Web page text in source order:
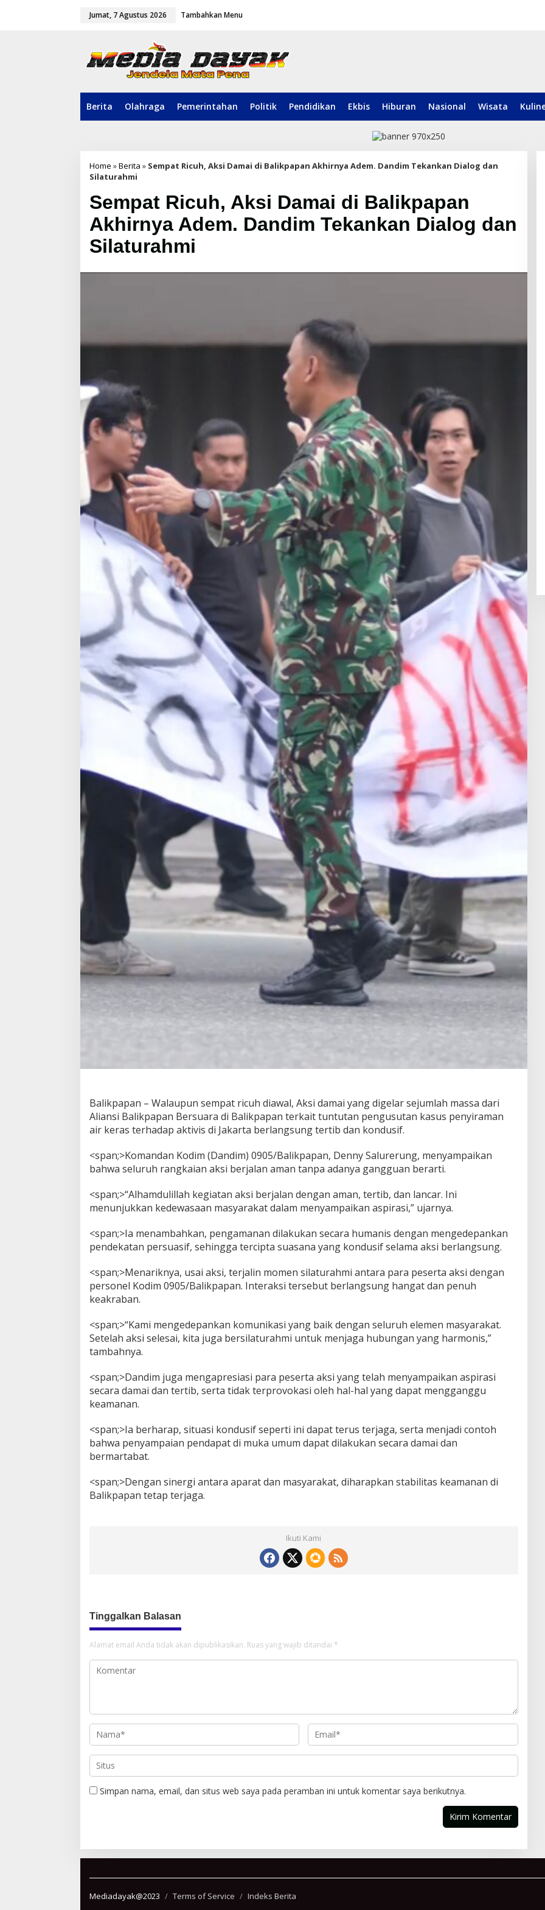
Jumat, 7 Agustus 2026 Tambahkan Menu
Berita Olahraga Pemerintahan Politik Pendidikan Ekbis Hiburan Nasional Wisata
Home »Berita » Sempat Ricuh, Aksi Damai di Balikpapan Akhirnya Adem. Dandim Tekankan Dialog dan
Silaturahmi
Sempat Ricuh, Aksi Damai di Balikpapan
Akhirnya Adem. Dandim Tekankan Dialog dan
Silaturahmi
Balikpapan – Walaupun sempat ricuh diawal, Aksi damai yang digelar sejumlah massa dari
Aliansi Balikpapan Bersuara di Balikpapan terkait tuntutan pengusutan kasus penyiraman
air keras terhadap aktivis di Jakarta berlangsung tertib dan kondusif.
<span;>Komandan Kodim (Dandim) 0905/Balikpapan, Denny Salurerung, menyampaikan
bahwa seluruh rangkaian aksi berjalan aman tanpa adanya gangguan berarti.
<span;>“Alhamdulillah kegiatan aksi berjalan dengan aman, tertib, dan lancar. Ini
menunjukkan kedewasaan masyarakat dalam menyampaikan aspirasi,” ujarnya.
<span;>Ia menambahkan, pengamanan dilakukan secara humanis dengan mengedepankan
pendekatan persuasif, sehingga tercipta suasana yang kondusif selama aksi berlangsung.
<span;>Menariknya, usai aksi, terjalin momen silaturahmi antara para peserta aksi dengan
personel Kodim 0905/Balikpapan. Interaksi tersebut berlangsung hangat dan penuh
keakraban.
<span;>“Kami mengedepankan komunikasi yang baik dengan seluruh elemen masyarakat.
Setelah aksi selesai, kita juga bersilaturahmi untuk menjaga hubungan yang harmonis,”
tambahnya.
<span;>Dandim juga mengapresiasi para peserta aksi yang telah menyampaikan aspirasi
secara damai dan tertib, serta tidak terprovokasi oleh hal-hal yang dapat mengganggu
keamanan.
<span;>Ia berharap, situasi kondusif seperti ini dapat terus terjaga, serta menjadi contoh
bahwa penyampaian pendapat di muka umum dapat dilakukan secara damai dan
bermartabat.
<span;>Dengan sinergi antara aparat dan masyarakat, diharapkan stabilitas keamanan di
Balikpapan tetap terjaga.
Ikuti Kami
Tinggalkan Balasan
Alamat email Anda tidak akan dipublikasikan. Ruas yang wajib ditandai *
Simpan nama, email, dan situs web saya pada peramban ini untuk komentar saya berikutnya.
Mediadayak@2023 Terms of Service Indeks Berita